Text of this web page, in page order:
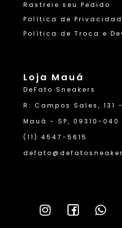
Rastreie seu Pedido
Política de
Política de Troca e
Loja Mauá
DeFato Sneakers
R. Campos Sales,
Mauá - SP, 09310-040
(11) 4547-5615